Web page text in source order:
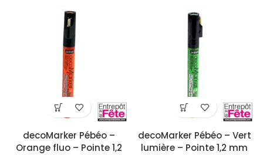
decoMarker Pébéo –
Orange fluo – Pointe 1,2
decoMarker Pébéo – Vert
lumière – Pointe 1,2 mm